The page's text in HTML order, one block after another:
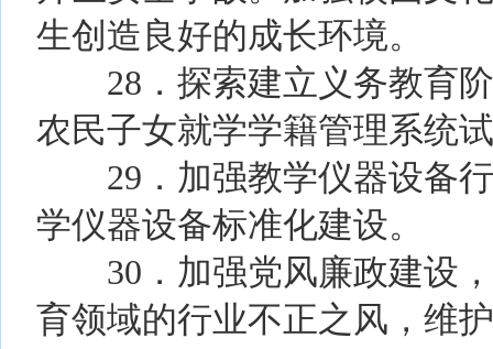
生创造良好的成长环境。
28．探索建立义务教育阶
农民子女就学学籍管理系统
29．加强教学仪器设备行
学仪器设备标准化建设。
30．加强党风廉政建设，
育领域的行业不正之风，维